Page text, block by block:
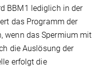
BBM1 lediglich in der
das Programm der
wenn das Spermium mit
die Auslösung der
erfolgt die